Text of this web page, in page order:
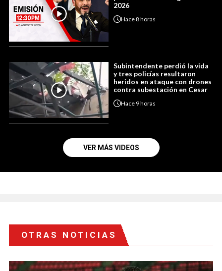
2026
Hace8 horas
Subintendente perdió la vida
y tres policías resultaron
heridos en ataque con drones
contra subestación en Cesar
Hace 9 horas
VER MÁS VIDEOS
OTRAS NOTICIAS